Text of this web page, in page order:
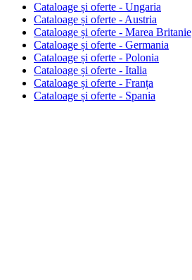
Cataloage și oferte - Ungaria
Cataloage și oferte - Austria
Cataloage și oferte - Marea Britanie
Cataloage și oferte - Germania
Cataloage și oferte - Polonia
Cataloage și oferte - Italia
Cataloage și oferte - Franța
Cataloage și oferte - Spania